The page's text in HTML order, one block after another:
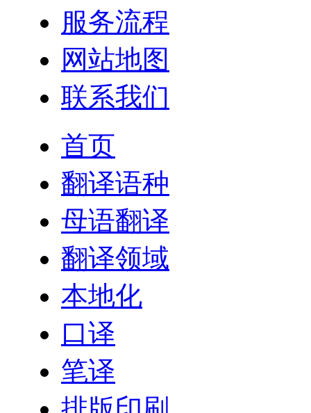
服务流程
网站地图
联系我们
首页
翻译语种
母语翻译
翻译领域
本地化
口译
笔译